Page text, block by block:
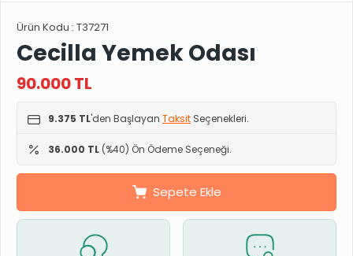
Ürün Kodu : T37271
Cecilla Yemek Odası
90.000TL
9.375 TL'den Başlayan Taksit Seçenekleri.
36.000 TL (%40) Ön Ödeme Seçeneği.
Sepete Ekle